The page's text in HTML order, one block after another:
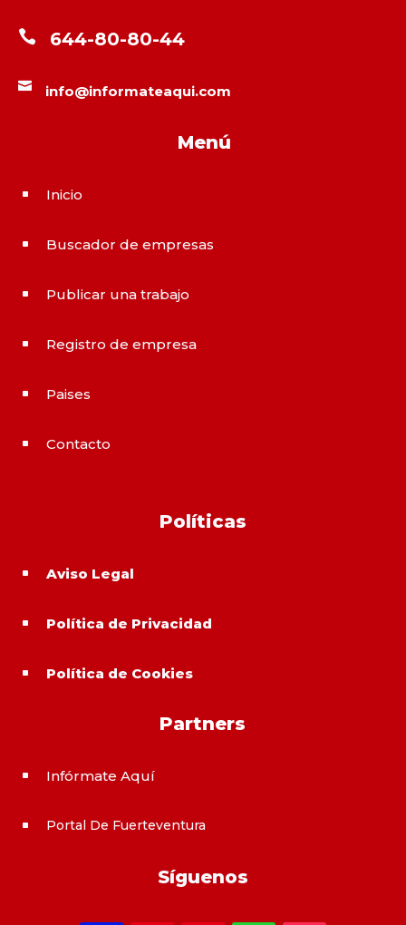
 644-80-80-44
 info@informateaqui.com
Menú
^ Inicio
^ Buscador de empresas
^ Publicar una trabajo
^ Registro de empresa
^ Paises
^ Contacto
Políticas
^ Aviso Legal
^ Política de Privacidad
^ Política de Cookies
Partners
^ Infórmate Aquí
^ Portal De Fuerteventura
Síguenos